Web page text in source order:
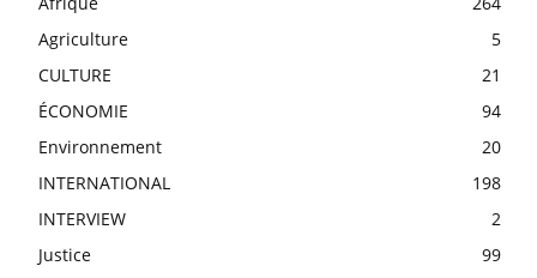
Agriculture
5
CULTURE
21
ÉCONOMIE
94
Environnement
20
INTERNATIONAL
198
INTERVIEW
2
Justice
99